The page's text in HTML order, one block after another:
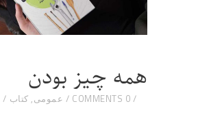
همه چیز بودن
عمومی, کتاب 0 COMMENTS